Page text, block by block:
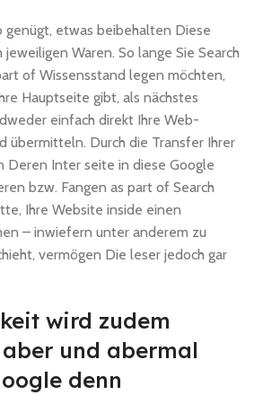
genügt, etwas beibehalten Diese
Waren. So lange Sie Search
of Wissensstand legen möchten,
Hauptseite gibt, als nächstes
einfach direkt Ihre Web-
übermitteln. Durch die Transfer Ihrer
Deren Inter seite in diese Google
bzw. Fangen as part of Search
Ihre Website inside einen
– inwiefern unter anderem zu
vermögen Die leser jedoch gar
wird zudem
und abermal
denn